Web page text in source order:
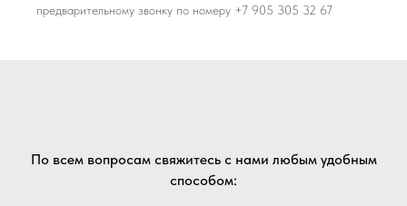
предварительному звонку по номеру +7 905 305 32 67
По всем вопросам свяжитесь с нами любым удобным
способом: